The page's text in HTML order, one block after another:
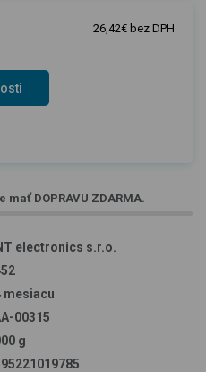
26,42€ bez DPH
maťDOPRAVU ZDARMA.
electronics s.r.o.
mesiacu
00315
g